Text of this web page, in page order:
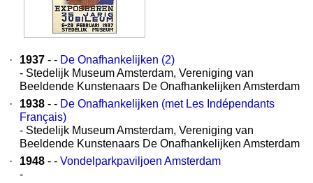
· 1937 - - De Onafhankelijken (2)
- Stedelijk Museum Amsterdam, Vereniging van
Beeldende Kunstenaars De Onafhankelijken Amsterdam
·
1938 - - De Onafhankelijken (met Les Indépendants
Français)
- Stedelijk Museum Amsterdam, Vereniging van
Beeldende Kunstenaars De Onafhankelijken Amsterdam
·
1948 - - Vondelparkpaviljoen Amsterdam
-